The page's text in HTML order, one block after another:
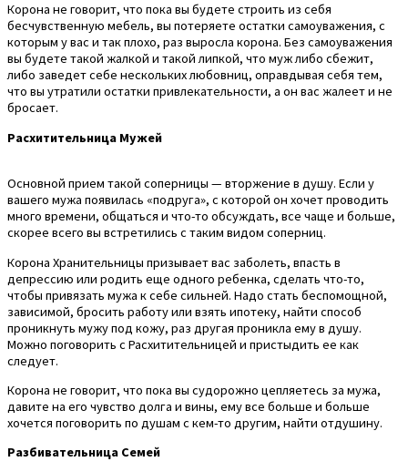
Корона не говорит, что пока вы будете строить из себя
бесчувственную мебель, вы потеряете остатки самоуважения, с
которым у вас и так плохо, раз выросла корона. Без самоуважения
вы будете такой жалкой и такой липкой, что муж либо сбежит,
либо заведет себе нескольких любовниц, оправдывая себя тем,
что вы утратили остатки привлекательности, а он вас жалеет и не
бросает.
Расхитительница Мужей
Основной прием такой соперницы — вторжение в душу. Если у
вашего мужа появилась «подруга», с которой он хочет проводить
много времени, общаться и что-то обсуждать, все чаще и больше,
скорее всего вы встретились с таким видом соперниц.
Корона Хранительницы призывает вас заболеть, впасть в
депрессию или родить еще одного ребенка, сделать что-то,
чтобы привязать мужа к себе сильней. Надо стать беспомощной,
зависимой, бросить работу или взять ипотеку, найти способ
проникнуть мужу под кожу, раз другая проникла ему в душу.
Можно поговорить с Расхитительницей и пристыдить ее как
следует.
Корона не говорит, что пока вы судорожно цепляетесь за мужа,
давите на его чувство долга и вины, ему все больше и больше
хочется поговорить по душам с кем-то другим, найти отдушину.
Разбивательница Семей